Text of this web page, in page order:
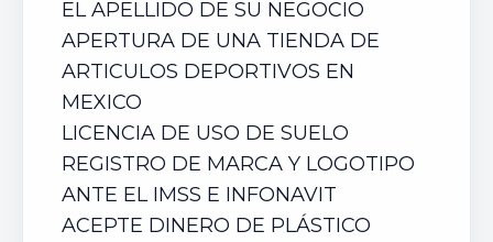
EL APELLIDO DE SU NEGOCIO
APERTURA DE UNA TIENDA DE
ARTICULOS DEPORTIVOS EN
MEXICO
LICENCIA DE USO DE SUELO
REGISTRO DE MARCA Y LOGOTIPO
ANTE EL IMSS E INFONAVIT
ACEPTE DINERO DE PLÁSTICO